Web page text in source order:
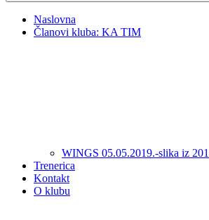
Naslovna
Članovi kluba: KA TIM
WINGS 05.05.2019.-slika iz
Trenerica
Kontakt
O klubu